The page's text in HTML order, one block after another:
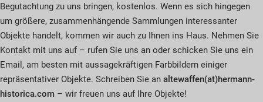
Begutachtung zu uns bringen, kostenlos. Wenn es sich hingegen
um größere, zusammenhängende Sammlungen interessanter
Objekte handelt, kommen wir auch zu Ihnen ins Haus. Nehmen Sie
Kontakt mit uns auf – rufen Sie uns an oder schicken Sie uns ein
Email, am besten mit aussagekräftigen Farbbildern einiger
repräsentativer Objekte. Schreiben Sie analtewaffen(at)hermann-
historica.com – wir freuen uns auf Ihre Objekte!